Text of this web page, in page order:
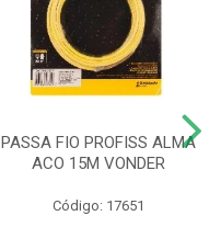
PASSA FIO PROFISS ALMA
ACO 15M VONDER
Código: 17651